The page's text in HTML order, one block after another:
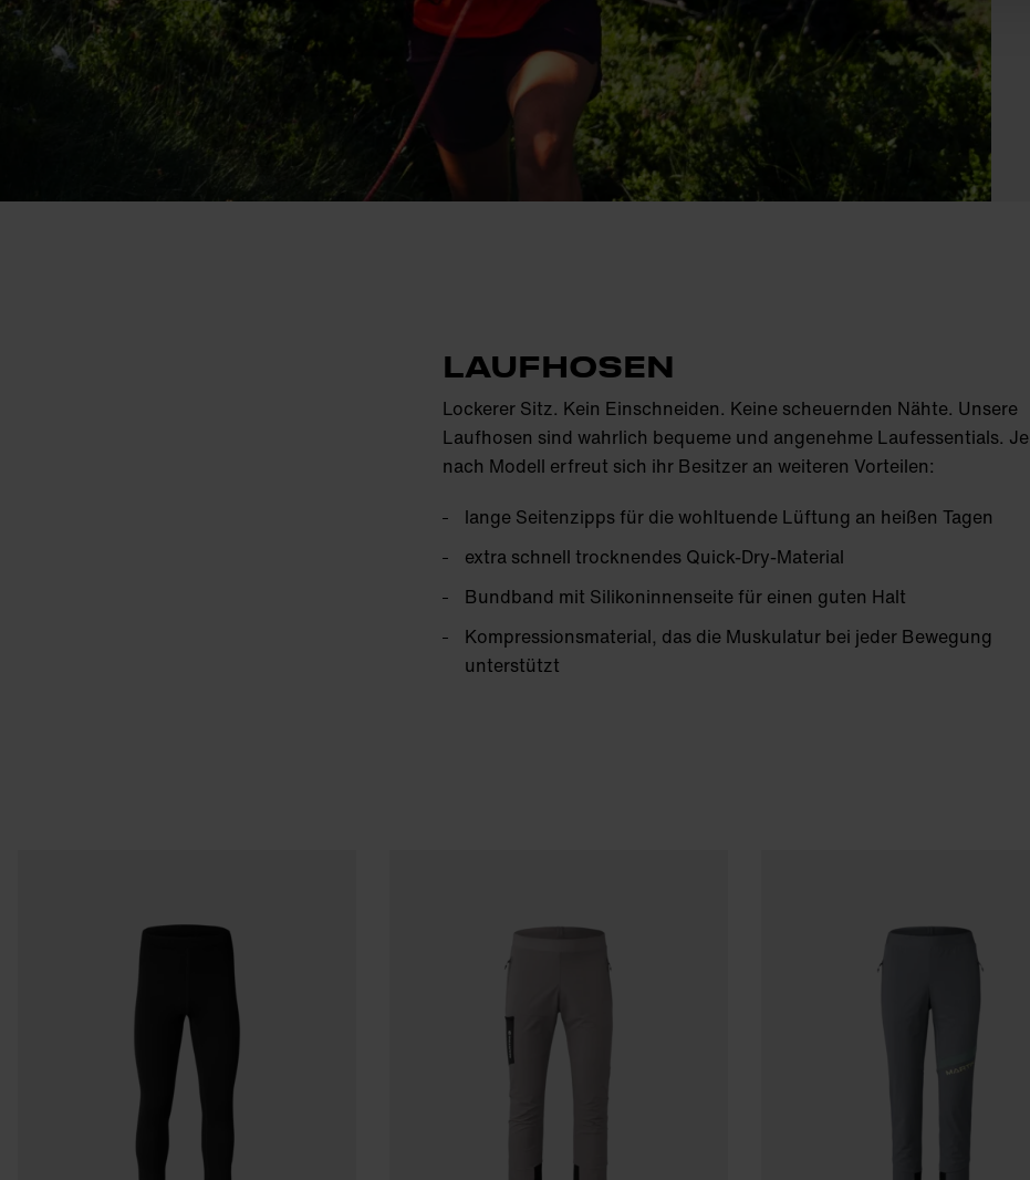
LAUFHOSEN
Lockerer Sitz. Kein Einschneiden. Keine scheuernden Nähte. Unsere
Laufhosen sind wahrlich bequeme und angenehme Laufessentials. Je
nach Modell erfreut sich ihr Besitzer an weiteren Vorteilen:
lange Seitenzipps für die wohltuende Lüftung an heißen Tagen
extra schnell trocknendes Quick-Dry-Material
Bundband mit Silikoninnenseite für einen guten Halt
Kompressionsmaterial, das die Muskulatur bei jeder Bewegung
unterstützt